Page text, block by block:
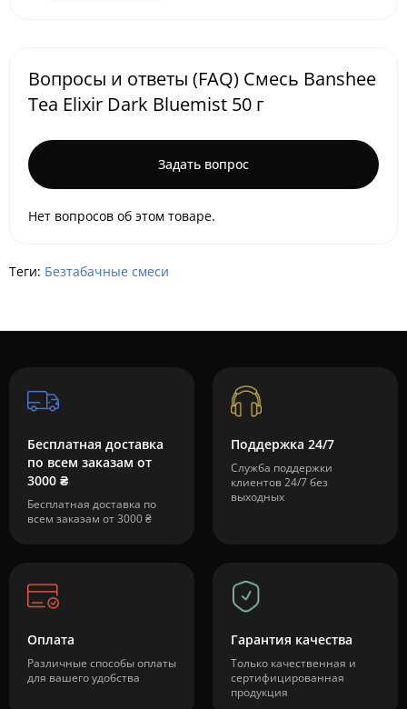
Вопросы и ответы (FAQ) Смесь Banshee
Tea Elixir Dark Bluemist 50 г
Задать вопрос
Нет вопросов об этом товаре.
Теги: Безтабачные смеси
Бесплатная доставка
по всем заказам от
3000 ₴
Бесплатная доставка по
всем заказам от 3000 ₴
Поддержка 24/7
Служба поддержки
клиентов 24/7 без
выходных
Оплата
Различные способы оплаты
для вашего удобства
Гарантия качества
Только качественная и
сертифицированная
продукция